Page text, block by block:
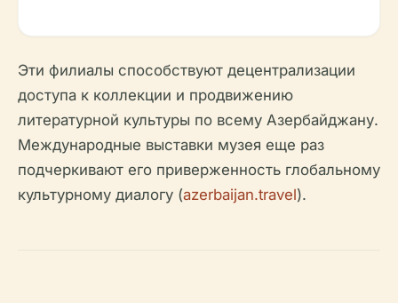
Эти филиалы способствуют децентрализации
доступа к коллекции и продвижению
литературной культуры по всему Азербайджану.
Международные выставки музея еще раз
подчеркивают его приверженность глобальному
культурному диалогу (azerbaijan.travel).